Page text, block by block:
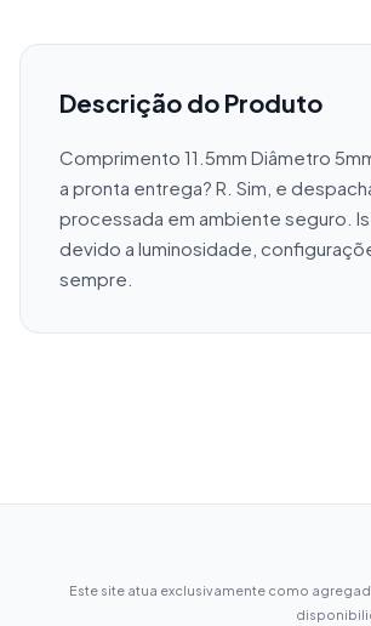
Descrição do Produto
Comprimento 11.5mm Diâmetro
a pronta entrega? R. Sim, e
processada em ambiente seguro.
devido a luminosidade,
sempre.
Este site atua exclusivamente como